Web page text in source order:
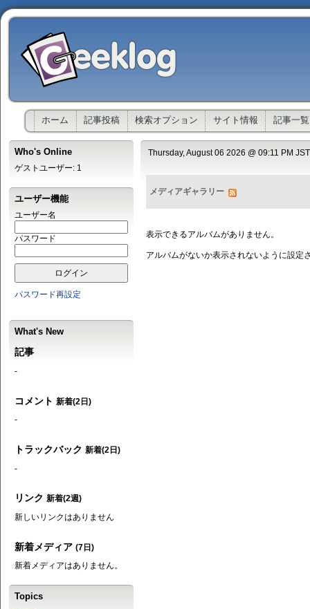
ホーム 記事投稿 検索オプション サイト情報 記事一覧
Who's Online
ゲストユーザー: 1
ユーザー機能
ユーザー名
パスワード
パスワード再設定
What's New
記事
-
コメント 新着(2日)
-
トラックバック 新着(2日)
-
リンク 新着(2週)
新しいリンクはありません
新着メディア (7日)
新着メディアはありません。
Topics
Thursday, August 06 2026 @ 09:11 PM JST
メディアギャラリー
表示できるアルバムがありません。
アルバムがないか表示されないように設定